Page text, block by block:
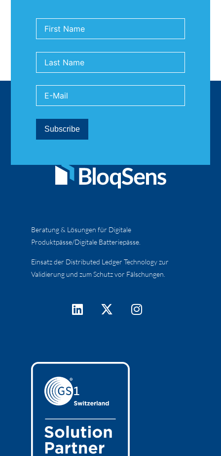
Beratung & Lösungen für Digitale
Produktpässe/Digitale Batteriepässe.
Einsatz der Distributed Ledger Technology zur
Validierung und zum Schutz vor Fälschungen.